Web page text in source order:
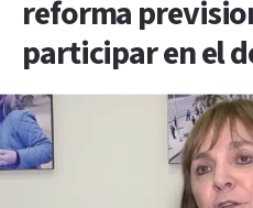
reforma
participar en el